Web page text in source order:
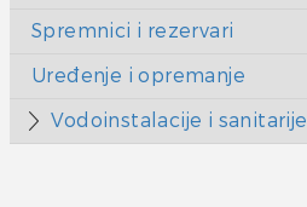
Spremnici i rezervari
Uređenje i opremanje
Vodoinstalacije i sanitarije